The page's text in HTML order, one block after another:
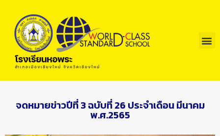
จดหมายข่าวปีที่ 3 ฉบับที่ 26 ประจำเดือน มีนาคม
พ.ศ.2565